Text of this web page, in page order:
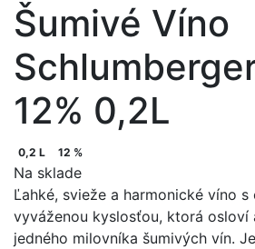
Šumivé Víno
12% 0,2L
0,2 L 12 %
Na sklade
Ľahké, svieže a harmonické víno
vyváženou kyslosťou, ktorá osloví
jedného milovníka šumivých vín.